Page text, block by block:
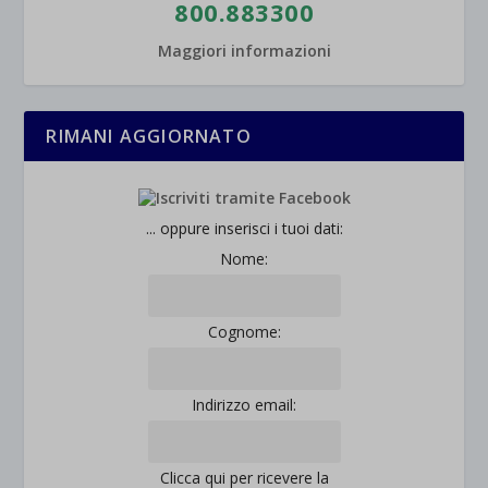
800.883300
Maggiori informazioni
RIMANI AGGIORNATO
... oppure inserisci i tuoi dati:
Nome:
Cognome:
Indirizzo email:
Clicca qui per ricevere la